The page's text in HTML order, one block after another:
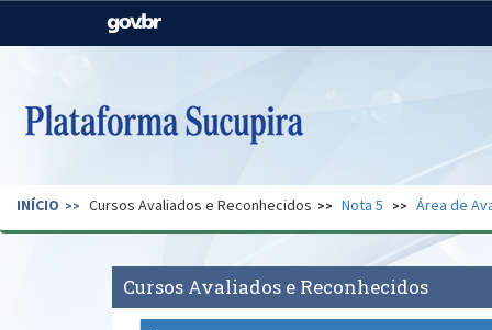
Casa Civil
Pecuária e Abastecimento
Secretaria de Governo Gabinete de Segurança
INÍCIO Cursos Avaliados e Reconhecidos Nota 5 Área de
Cursos Avaliados e Reconhecidos